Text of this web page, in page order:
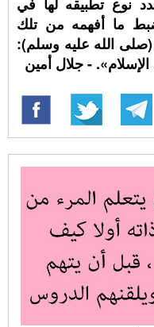
ما أفهمه من تلك
(صلى الله عليه وسلم):
- جلال أمين